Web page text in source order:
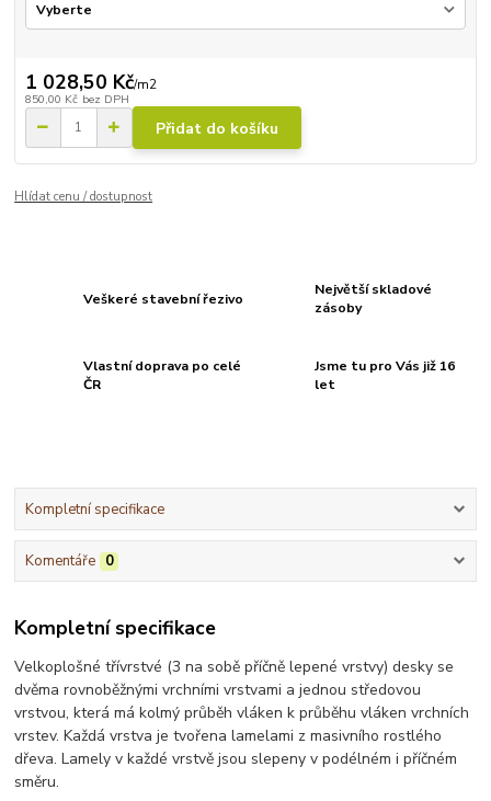
1 028,50 Kč/m2
850,00 Kč bez DPH
Přidat do košíku
Hlídat cenu / dostupnost
Veškeré stavební řezivo
Největší skladové
zásoby
Vlastní doprava po celé
ČR
Jsme tu pro Vás již 16
let
Kompletní specifikace
Komentáře 0
Kompletní specifikace
Velkoplošné třívrstvé (3 na sobě příčně lepené vrstvy) desky se
dvěma rovnoběžnými vrchními vrstvami a jednou středovou
vrstvou, která má kolmý průběh vláken k průběhu vláken vrchních
vrstev. Každá vrstva je tvořena lamelami z masivního rostlého
dřeva. Lamely v každé vrstvě jsou slepeny v podélném i příčném
směru.